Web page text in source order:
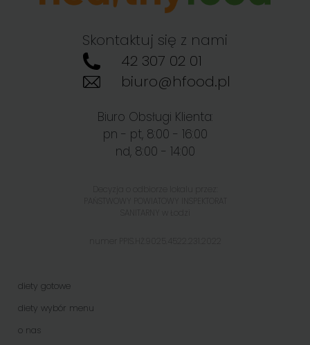
Skontaktuj się z nami
42 307 02 01
biuro@hfood.pl
Biuro Obsługi Klienta:
pn - pt, 8:00 - 16:00
nd, 8:00 - 14:00
diety gotowe
diety wybór menu
o nas